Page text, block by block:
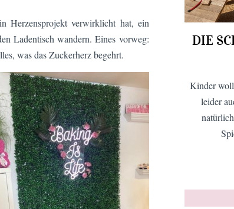
Herzensprojekt verwirklicht hat, ein
Ladentisch wandern. Eines vorweg:
was das Zuckerherz begehrt.
DIE
Kinder
leider